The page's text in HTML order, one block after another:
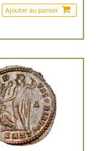
Ajouter au panier